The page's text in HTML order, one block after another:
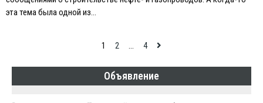
эта тема была одной из…
по
записям
1 2 … 4
Объявление